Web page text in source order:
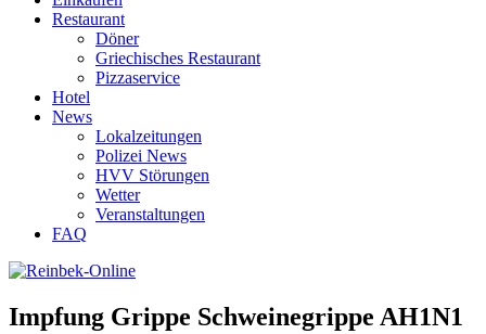
Restaurant
Döner
Griechisches Restaurant
Pizzaservice
Hotel
News
Lokalzeitungen
Polizei News
HVV Störungen
Wetter
Veranstaltungen
FAQ
Impfung Grippe Schweinegrippe AH1N1